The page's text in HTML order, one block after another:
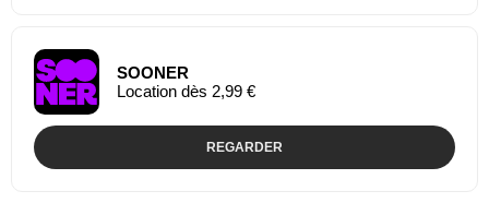
SOONER
Location dès 2,99 €
REGARDER